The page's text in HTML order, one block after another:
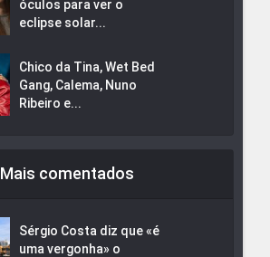
óculos para ver o
eclipse solar...
Chico da Tina, Wet Bed
Gang, Calema, Nuno
Ribeiro e...
Mais comentados
Sérgio Costa diz que «é
uma vergonha» o